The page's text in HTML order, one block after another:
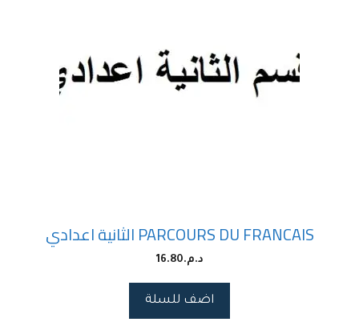
PARCOURS DU FRANCAIS الثانية اعدادي
د.م.16.80
اضف للسلة